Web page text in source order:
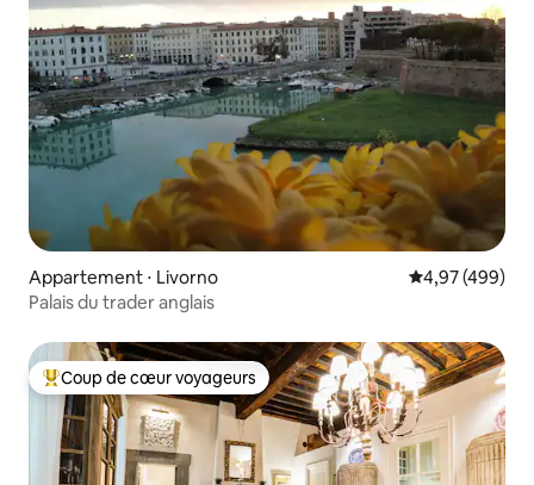
Appartement ⋅ Livorno Évaluation
4,97 (499)
Palais du trader anglais
Coups de cœur voyageurs les plus appréciés
Coup de cœur voyageurs